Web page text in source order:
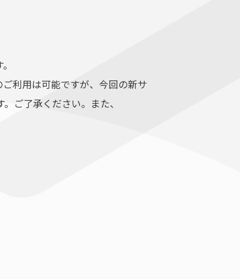
利用は可能ですが、今回の新サ
ご了承ください。また、